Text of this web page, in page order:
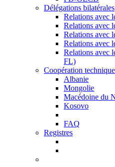
Délégations bilatérales
Relations avec
Relations avec
Relations avec
Relations avec
Relations avec
FL)
Coopération
Albanie
Mongolie
Macédoine du
Kosovo
FAQ
Registres